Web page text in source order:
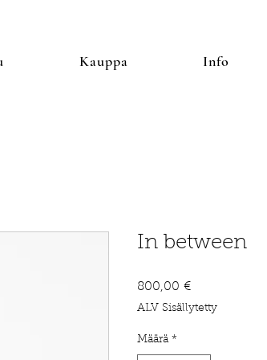
Kauppa Info
In between
800,00 €Hinta
ALV Sisällytetty
Määrä *